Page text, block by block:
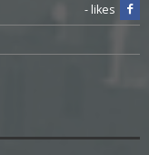
- likes